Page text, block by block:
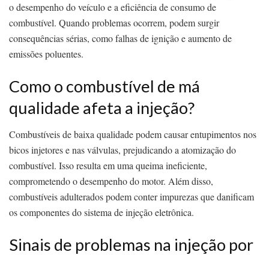
o desempenho do veículo e a eficiência de consumo de
combustível. Quando problemas ocorrem, podem surgir
consequências sérias, como falhas de ignição e aumento de
emissões poluentes.
Como o combustível de má
qualidade afeta a injeção?
Combustíveis de baixa qualidade podem causar entupimentos nos
bicos injetores e nas válvulas, prejudicando a atomização do
combustível. Isso resulta em uma queima ineficiente,
comprometendo o desempenho do motor. Além disso,
combustíveis adulterados podem conter impurezas que danificam
os componentes do sistema de injeção eletrônica.
Sinais de problemas na injeção por